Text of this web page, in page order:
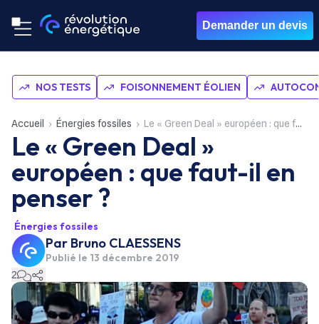
Demander un devis
NOS TESTS FOISONNEMENT ÉOLIEN
Accueil Énergies fossiles Le « Green Deal » européen : que faut-il en penser ?
Le « Green Deal »
européen : que faut-il en
penser ?
Énergies fossiles
Par Bruno CLAESSENS
Publié le 13 décembre 2019
2